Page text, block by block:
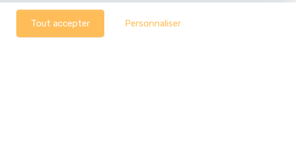
Avril 2025
Mai 2025
Octobre 2025
Novembre 2025
Avril 2026
Tout accepter Personnaliser